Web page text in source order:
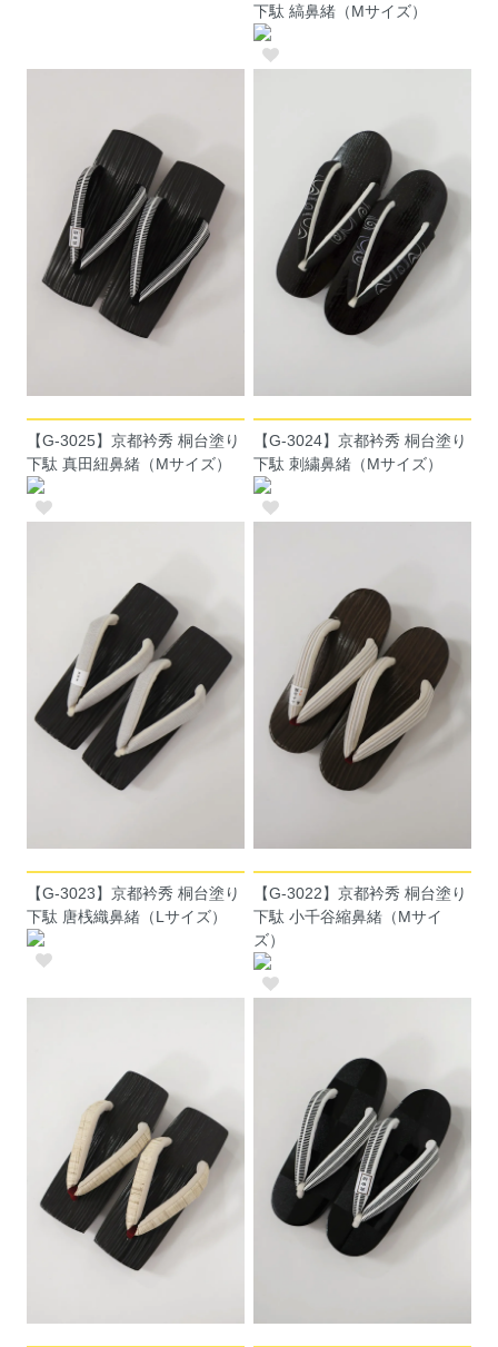
下駄 縞鼻緒（Mサイズ）
【G-3025】京都衿秀 桐台塗り
下駄 真田紐鼻緒（Mサイズ）
【G-3024】京都衿秀 桐台塗り
下駄 刺繍鼻緒（Mサイズ）
【G-3023】京都衿秀 桐台塗り
下駄 唐桟織鼻緒（Lサイズ）
【G-3022】京都衿秀 桐台塗り
下駄 小千谷縮鼻緒（Mサイ
ズ）